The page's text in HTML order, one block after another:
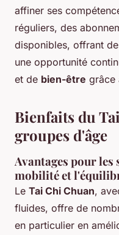
affiner ses
réguliers, des
disponibles, offrant
une opportunité
et de bien-être grâce
Bienfaits du
groupes d'âge
Avantages pour les
mobilité et
Le Tai Chi Chuan,
fluides, offre de
en particulier en